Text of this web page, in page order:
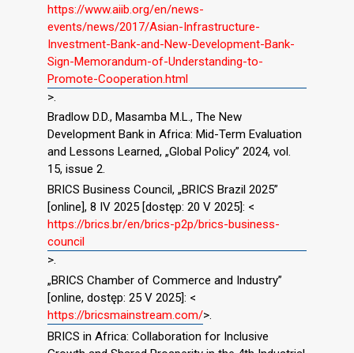
https://www.aiib.org/en/news-
events/news/2017/Asian-Infrastructure-
Investment-Bank-and-New-Development-Bank-
Sign-Memorandum-of-Understanding-to-
Promote-Cooperation.html
>.
Bradlow D.D., Masamba M.L., The New
Development Bank in Africa: Mid-Term Evaluation
and Lessons Learned, „Global Policy” 2024, vol.
15, issue 2.
BRICS Business Council, „BRICS Brazil 2025”
[online], 8 IV 2025 [dostęp: 20 V 2025]: <
https://brics.br/en/brics-p2p/brics-business-
council
>.
„BRICS Chamber of Commerce and Industry”
[online, dostęp: 25 V 2025]: <
https://bricsmainstream.com/>.
BRICS in Africa: Collaboration for Inclusive